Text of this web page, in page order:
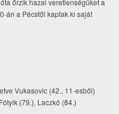
őrzik hazai veretlenségüket a
án a Pécstől kaptak ki saját
Vukasovic (42., 11-esből)
(79.), Laczkó (84.)